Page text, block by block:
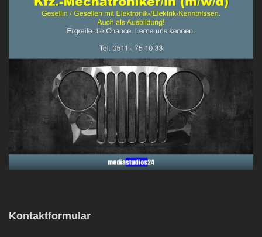
Kontaktformular